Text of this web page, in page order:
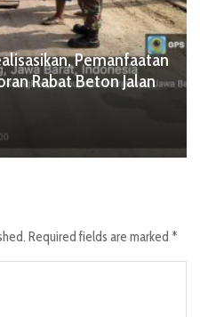
Pemanfaatan
Rabat Beton Jalan
Required fields are marked *